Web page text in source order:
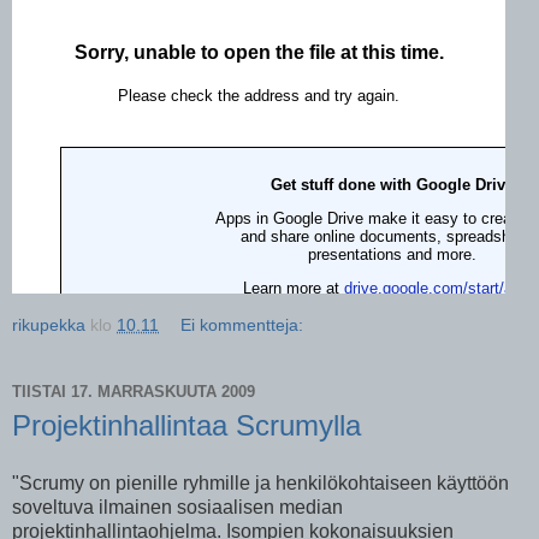
rikupekka klo 10.11 Ei kommentteja:
TIISTAI 17. MARRASKUUTA 2009
Projektinhallintaa Scrumylla
"Scrumy on pienille ryhmille ja henkilökohtaiseen käyttöön
soveltuva ilmainen sosiaalisen median
projektinhallintaohjelma. Isompien kokonaisuuksien